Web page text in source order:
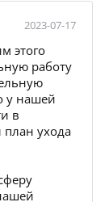
2023-07-17
этого
работу
у нашей
в
ухода